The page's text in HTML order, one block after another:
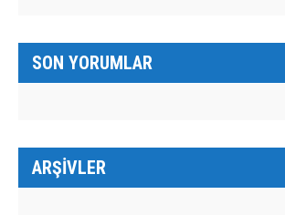
SON YORUMLAR
ARŞIVLER